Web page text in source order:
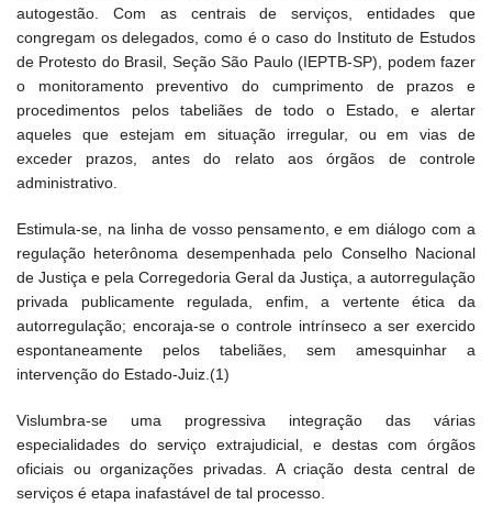
autogestão. Com as centrais de serviços, entidades que
congregam os delegados, como é o caso do Instituto de Estudos
de Protesto do Brasil, Seção São Paulo (IEPTB-SP), podem fazer
o monitoramento preventivo do cumprimento de prazos e
procedimentos pelos tabeliães de todo o Estado, e alertar
aqueles que estejam em situação irregular, ou em vias de
exceder prazos, antes do relato aos órgãos de controle
administrativo.
Estimula-se, na linha de vosso pensamento, e em diálogo com a
regulação heterônoma desempenhada pelo Conselho Nacional
de Justiça e pela Corregedoria Geral da Justiça, a autorregulação
privada publicamente regulada, enfim, a vertente ética da
autorregulação; encoraja-se o controle intrínseco a ser exercido
espontaneamente pelos tabeliães, sem amesquinhar a
intervenção do Estado-Juiz.(1)
Vislumbra-se uma progressiva integração das várias
especialidades do serviço extrajudicial, e destas com órgãos
oficiais ou organizações privadas. A criação desta central de
serviços é etapa inafastável de tal processo.